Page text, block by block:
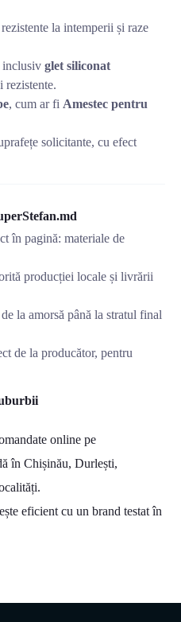
la intemperii și raze
inclusiv glet siliconat
rezistente.
, cum ar fi Amestec pentru
solicitante, cu efect
în pagină: materiale de
producției locale și livrării
la amorsă până la stratul final
de la producător, pentru
online pe
în Chișinău, Durlești,
eficient cu un brand testat în